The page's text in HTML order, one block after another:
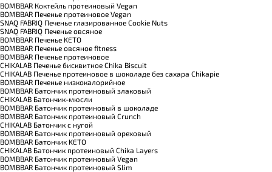
BOMBBAR Коктейль протеиновый Vegan
BOMBBAR Печенье протеиновое Vegan
SNAQ FABRIQ Печенье глазированное Cookie Nuts
SNAQ FABRIQ Печенье овсяное
BOMBBAR Печенье KETO
BOMBBAR Печенье овсяное fitness
BOMBBAR Печенье протеиновое
CHIKALAB Печенье бисквитное Chika Biscuit
CHIKALAB Печенье протеиновое в шоколаде без сахара Chikapie
BOMBBAR Печенье низкокалорийное
BOMBBAR Батончик протеиновый злаковый
CHIKALAB Батончик-мюсли
BOMBBAR Батончик протеиновый в шоколаде
BOMBBAR Батончик протеиновый Crunch
CHIKALAB Батончик с нугой
BOMBBAR Батончик протеиновый ореховый
BOMBBAR Батончик KETO
CHIKALAB Батончик протеиновый Chika Layers
BOMBBAR Батончик протеиновый Vegan
BOMBBAR Батончик протеиновый Slim